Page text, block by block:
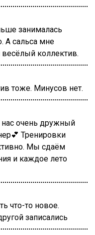
занималась
А сальса мне
коллектив.
тоже. Минусов нет.
нас очень дружный
Тренировки
Мы сдаём
и каждое лето
что-то новое.
записались